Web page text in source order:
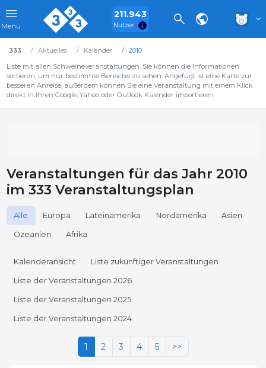
Menü
211.943
Nutzer
333 Aktuelles Kalender
2010
Liste mit allen Schweineveranstaltungen. Sie können die Informationen
sortieren, um nur bestimmte Bereiche zu sehen. Angefügt ist eine Karte zur
besseren Anreise, außerdem können Sie eine Veranstaltung mit einem Klick
direkt in Ihren Google, Yahoo oder Outlook Kalender importieren.
Veranstaltungen für das Jahr 2010
im 333 Veranstaltungsplan
Alle Europa Lateinamerika Nordamerika Asien
Ozeanien Afrika
Kalenderansicht Liste zukünftiger Veranstaltungen
Liste der Veranstaltungen 2026
Liste der Veranstaltungen 2025
Liste der Veranstaltungen 2024
1 2 3 4 5 >>